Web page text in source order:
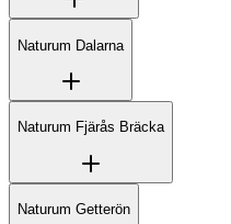
Naturum Dalarna
Naturum Fjärås Bräcka
Naturum Getterön